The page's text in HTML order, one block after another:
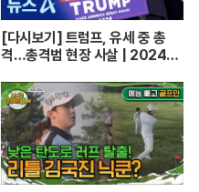
[다시보기] 트럼프, 유세 중 총
격…총격범 현장 사살 | 2024년